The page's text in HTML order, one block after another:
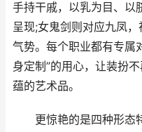
手持干戚，以乳为目、以
呈现;女鬼剑则对应九凤
气势。每个职业都有专属
身定制”的用心，让装扮
蕴的艺术品。
更惊艳的是四种形态